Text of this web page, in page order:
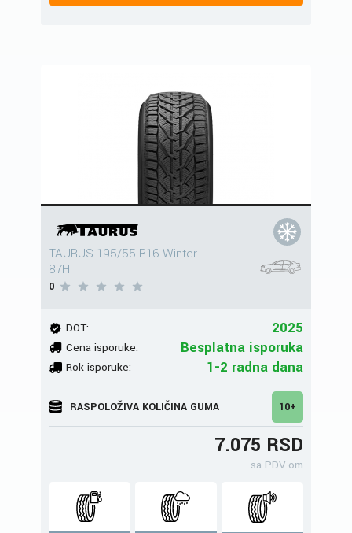
TAURUS 195/55 R16 Winter
87H
0
DOT: 2025
Cena isporuke: Besplatna isporuka
Rok isporuke: 1-2 radna dana
RASPOLOŽIVA KOLIČINA GUMA 10+
7.075 RSD
sa PDV-om